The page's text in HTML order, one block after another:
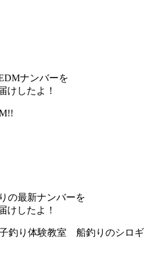
ナンバーを
けしたよ！
の最新ナンバーを
けしたよ！
釣り体験教室 船釣りのシロギ